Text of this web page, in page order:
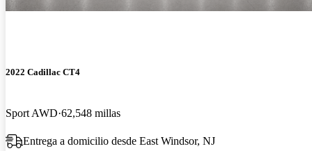
2022 Cadillac CT4
Sport AWD 62,548 millas
Entrega a domicilio desde East Windsor, NJ